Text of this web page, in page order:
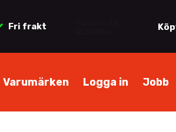
Fri frakt
Varumärken Logga in Jobb